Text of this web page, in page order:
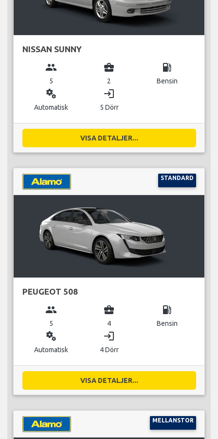
NISSAN SUNNY
group
5
business_center
2
local_gas_station
Bensin
miscellaneous_services
Automatisk
login
5 Dörr
VISA DETALJER...
STANDARD
PEUGEOT 508
group
5
business_center
4
local_gas_station
Bensin
miscellaneous_services
Automatisk
login
4 Dörr
VISA DETALJER...
MELLANSTOR